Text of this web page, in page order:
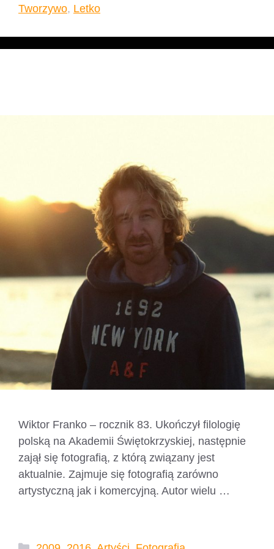
Tworzywo, Letko
Wiktor Franko – rocznik 83. Ukończył filologię
polską na Akademii Świętokrzyskiej, następnie
zajął się fotografią, z którą związany jest
aktualnie. Zajmuje się fotografią zarówno
artystyczną jak i komercyjną. Autor wielu …
Kategorie